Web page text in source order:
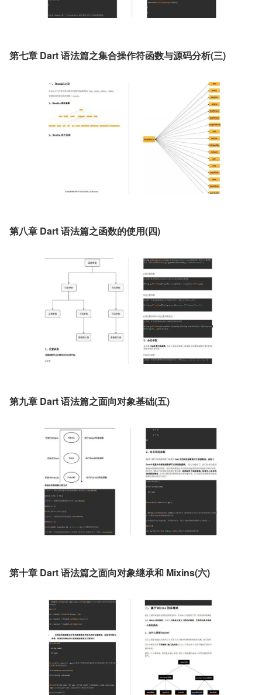
第七章 Dart 语法篇之集合操作符函数与源码分析(三)
第八章 Dart 语法篇之函数的使用(四)
第九章 Dart 语法篇之面向对象基础(五)
第十章 Dart 语法篇之面向对象继承和 Mixins(六)